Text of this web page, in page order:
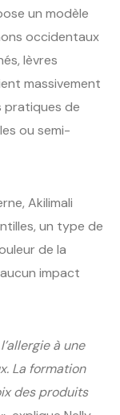
un modèle
occidentaux
lèvres
massivement
pratiques de
ou semi-
Akilimali
un type de
de la
impact
à une
La formation
des produits